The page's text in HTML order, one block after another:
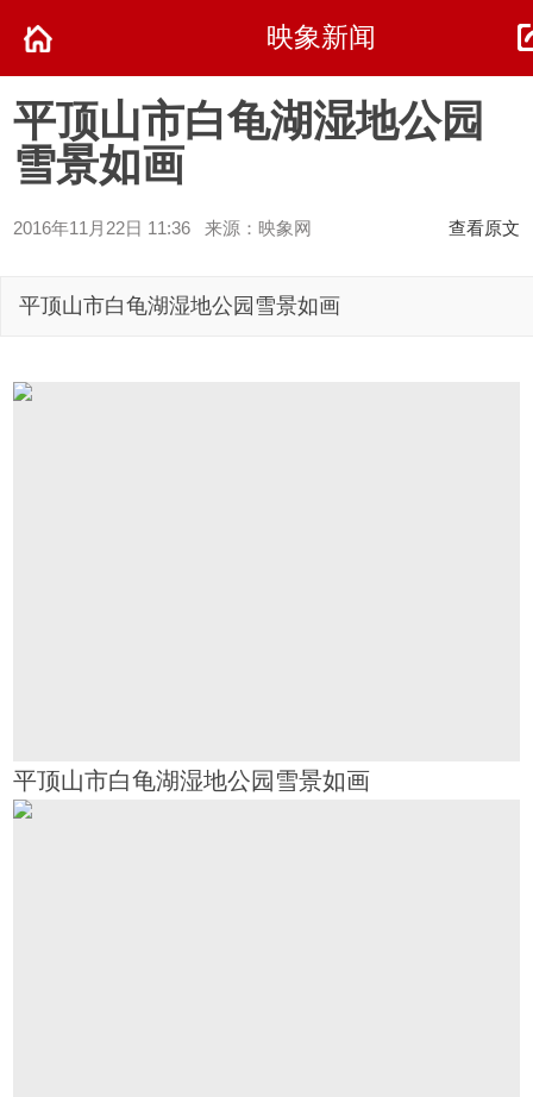
映象新闻
平顶山市白龟湖湿地公园
雪景如画
2016年11月22日 11:36 来源：映象网 查看原文
平顶山市白龟湖湿地公园雪景如画
平顶山市白龟湖湿地公园雪景如画